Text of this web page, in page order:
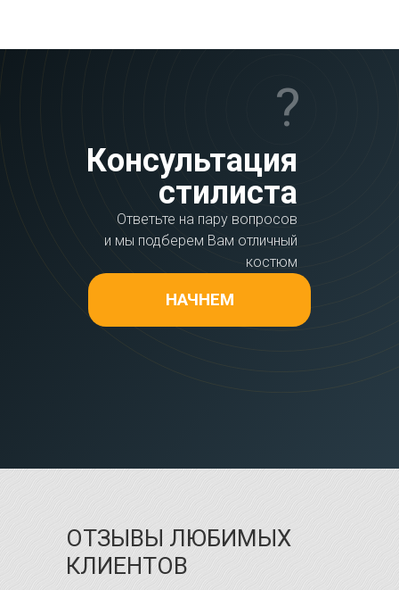
?
Консультация
стилиста
Ответьте на пару вопросов
и мы подберем Вам отличный
костюм
НАЧНЕМ
ОТЗЫВЫ ЛЮБИМЫХ
КЛИЕНТОВ